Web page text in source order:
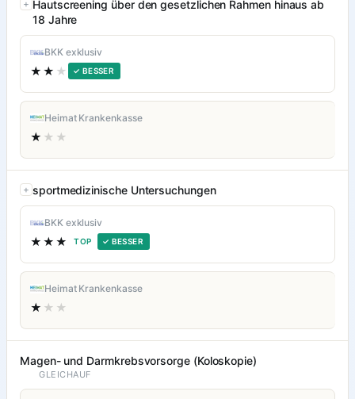
Hautscreening über den gesetzlichen Rahmen hinaus ab
18 Jahre
BKK exklusiv
★★ ★ ✓ BESSER
Heimat Krankenkasse
★ ★★
sportmedizinische Untersuchungen
BKK exklusiv
★★★ TOP ✓ BESSER
Heimat Krankenkasse
★ ★★
Magen- und Darmkrebsvorsorge (Koloskopie)
GLEICHAUF